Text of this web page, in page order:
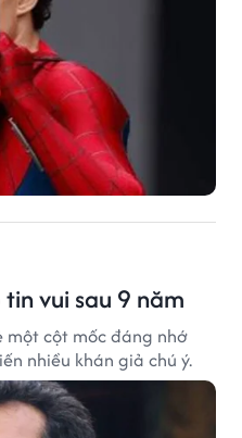
vui sau 9 năm
một cột mốc đáng nhớ
nhiều khán giả chú ý.